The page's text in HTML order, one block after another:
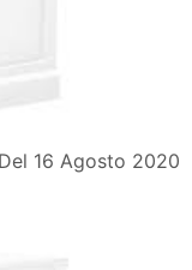
16 Agosto 2020